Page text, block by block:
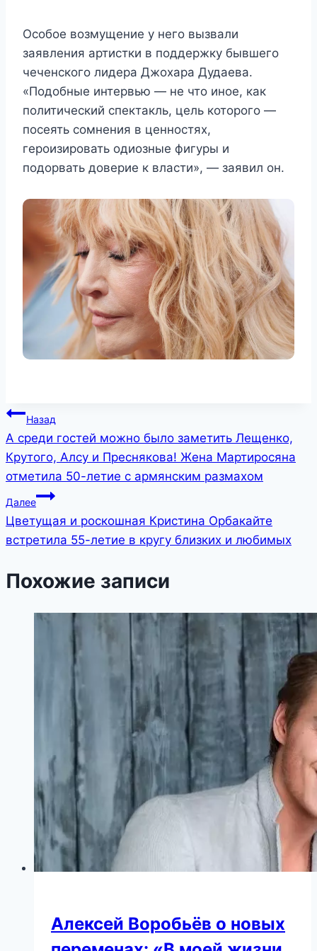
Особое возмущение у него вызвали
заявления артистки в поддержку бывшего
чеченского лидера Джохара Дудаева.
«Подобные интервью — не что иное, как
политический спектакль, цель которого —
посеять сомнения в ценностях,
героизировать одиозные фигуры и
подорвать доверие к власти», — заявил он.
Навигация
по
записям
Назад
А среди гостей можно было заметить Лещенко,
Крутого, Алсу и Преснякова! Жена Мартиросяна
отметила 50-летие с армянским размахом
Далее
Цветущая и роскошная Кристина Орбакайте
встретила 55-летие в кругу близких и любимых
Похожие записи
Алексей Воробьёв о новых